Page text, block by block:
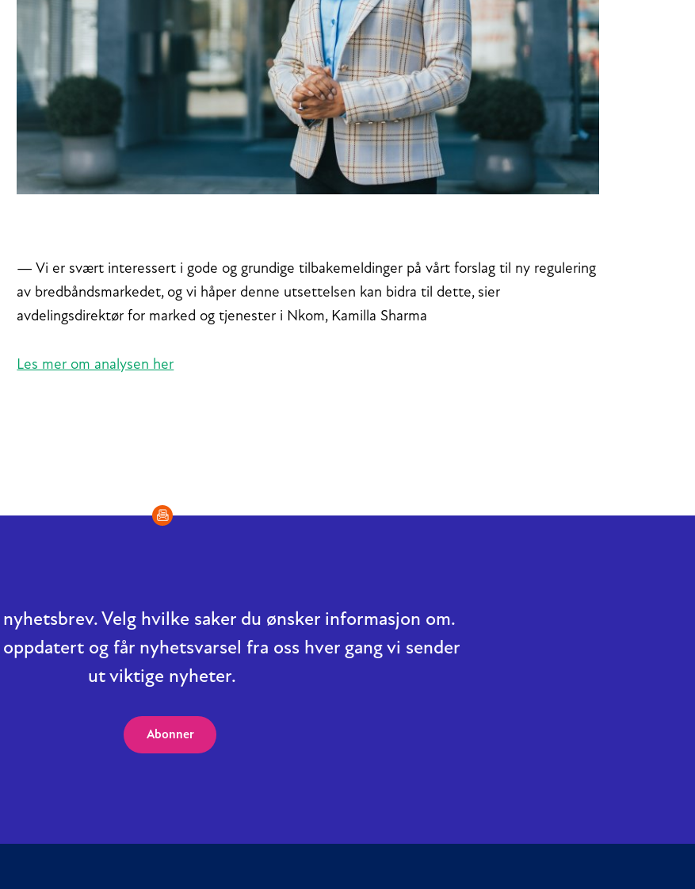
— Vi er svært interessert i gode og grundige tilbakemeldinger på vårt forslag til ny regulering
av bredbåndsmarkedet, og vi håper denne utsettelsen kan bidra til dette, sier
avdelingsdirektør for marked og tjenester i Nkom, Kamilla Sharma
Les mer om analysen her
Velg hvilke saker du ønsker informasjon om.
og får nyhetsvarsel fra oss hver gang vi sender
ut viktige nyheter.
Abonner